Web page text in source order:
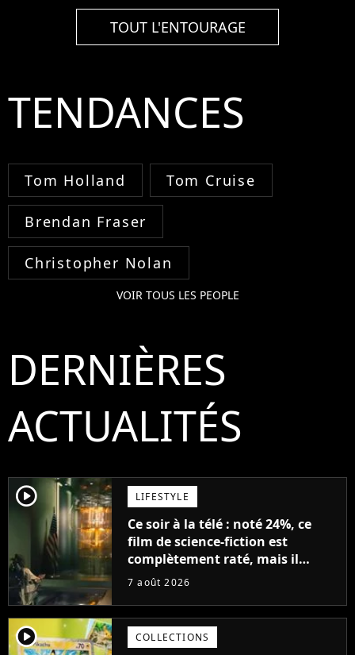
TOUT L'ENTOURAGE
TENDANCES
Tom Holland Tom Cruise
Brendan Fraser
Christopher Nolan
VOIR TOUS LES PEOPLE
DERNIÈRES
ACTUALITÉS
player2 LIFESTYLE
Ce soir à la télé : noté 24%, ce
film de science-fiction est
complètement raté, mais il
aurait pu être encore pire à
7 août 2026
player2 COLLECTIONS